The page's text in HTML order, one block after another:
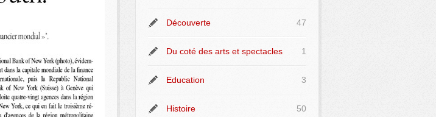
Découverte 47
Du coté des arts et spectacles 1
Education 3
Histoire 50